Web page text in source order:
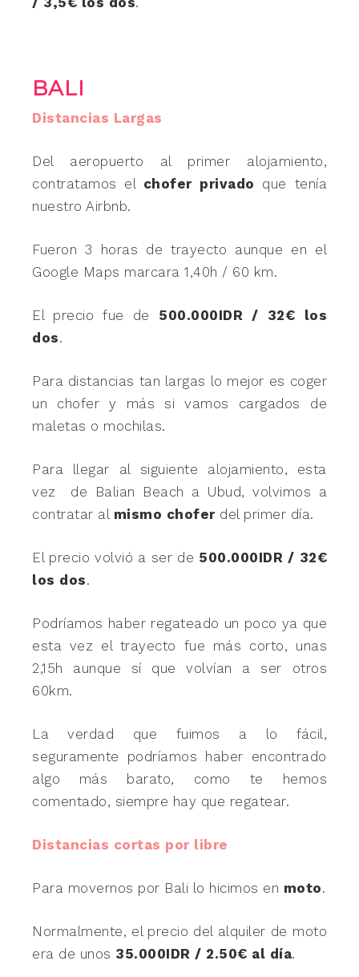
BALI
Distancias Largas
Del aeropuerto al primer alojamiento,
contratamos el chofer privado que tenía
nuestro Airbnb.
Fueron 3 horas de trayecto aunque en el
Google Maps marcara 1,40h / 60 km.
El precio fue de 500.000IDR / 32€ los
dos.
Para distancias tan largas lo mejor es coger
un chofer y más si vamos cargados de
maletas o mochilas.
Para llegar al siguiente alojamiento, esta
vez de Balian Beach a Ubud, volvimos a
contratar al mismo choferdel primer día.
El precio volvió a ser de 500.000IDR / 32€
los dos.
Podríamos haber regateado un poco ya que
esta vez el trayecto fue más corto, unas
2,15h aunque sí que volvían a ser otros
60km.
La verdad que fuimos a lo fácil,
seguramente podríamos haber encontrado
algo más barato, como te hemos
comentado, siempre hay que regatear.
Distancias cortas por libre
Para movernos por Bali lo hicimos en moto.
Normalmente, el precio del alquiler de moto
era de unos 35.000IDR / 2.50€ al día.